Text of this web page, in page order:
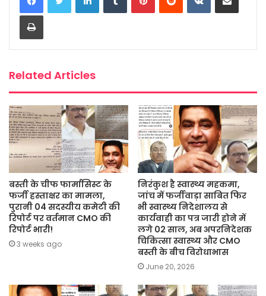
b
o
o
t
s
a
e
Print
Related Articles
बस्ती के चीफ फार्मासिस्ट के
फर्जी हस्ताक्षर का मामला,
पुरानी 04 सदस्यीय कमेटी की
रिपोर्ट पर वर्तमान CMO की
रिपोर्ट भारी!
3 weeks ago
निरंकुश है स्वास्थ्य महकमा,
जांच में फर्जीवाड़ा साबित फिर
भी स्वास्थ्य निदेशालय से
कार्यवाही का पत्र जारी होने में
लगे 02 साल, अब अपरनिदेशक
चिकित्सा स्वास्थ्य और CMO
बस्ती के बीच विरोधाभास
June 20, 2026